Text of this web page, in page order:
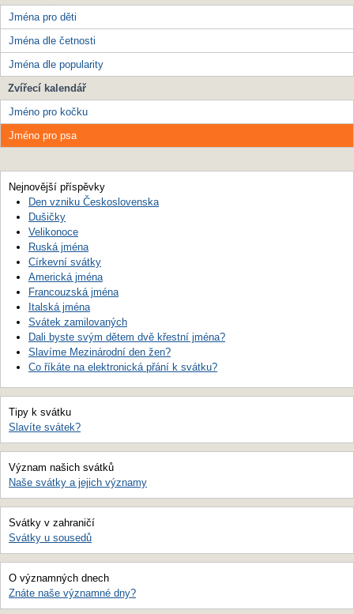
Jména pro děti
Jména dle četnosti
Jména dle popularity
Zvířecí kalendář
Jméno pro kočku
Jméno pro psa
Nejnovější příspěvky
Den vzniku Československa
Dušičky
Velikonoce
Ruská jména
Církevní svátky
Americká jména
Francouzská jména
Italská jména
Svátek zamilovaných
Dali byste svým dětem dvě křestní jména?
Slavíme Mezinárodní den žen?
Co říkáte na elektronická přání k svátku?
Tipy k svátku
Slavíte svátek?
Význam našich svátků
Naše svátky a jejich významy
Svátky v zahraničí
Svátky u sousedů
O významných dnech
Znáte naše významné dny?